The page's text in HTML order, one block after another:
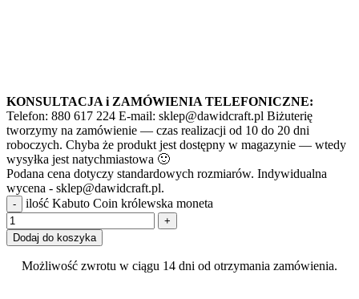
KONSULTACJA i ZAMÓWIENIA TELEFONICZNE:
Telefon: 880 617 224 E-mail: sklep@dawidcraft.pl Biżuterię
tworzymy na zamówienie — czas realizacji od 10 do 20 dni
roboczych. Chyba że produkt jest dostępny w magazynie — wtedy
wysyłka jest natychmiastowa 🙂
Podana cena dotyczy standardowych rozmiarów. Indywidualna
wycena - sklep@dawidcraft.pl.
ilość Kabuto Coin królewska moneta
Dodaj do koszyka
Możliwość zwrotu w ciągu 14 dni od otrzymania zamówienia.